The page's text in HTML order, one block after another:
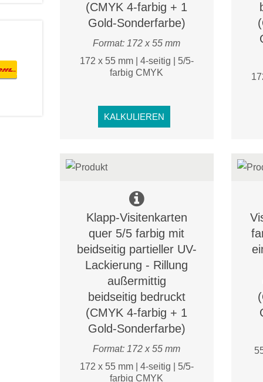
(CMYK 4-farbig + 1
Gold-Sonderfarbe)
Format: 172 x 55 mm
172 x 55 mm | 4-seitig | 5/5-
farbig CMYK
KALKULIEREN
Klapp-Visitenkarten
quer 5/5 farbig mit
beidseitig partieller UV-
Lackierung - Rillung
außermittig
beidseitig bedruckt
(CMYK 4-farbig + 1
Gold-Sonderfarbe)
Format: 172 x 55 mm
172 x 55 mm | 4-seitig | 5/5-
farbig CMYK